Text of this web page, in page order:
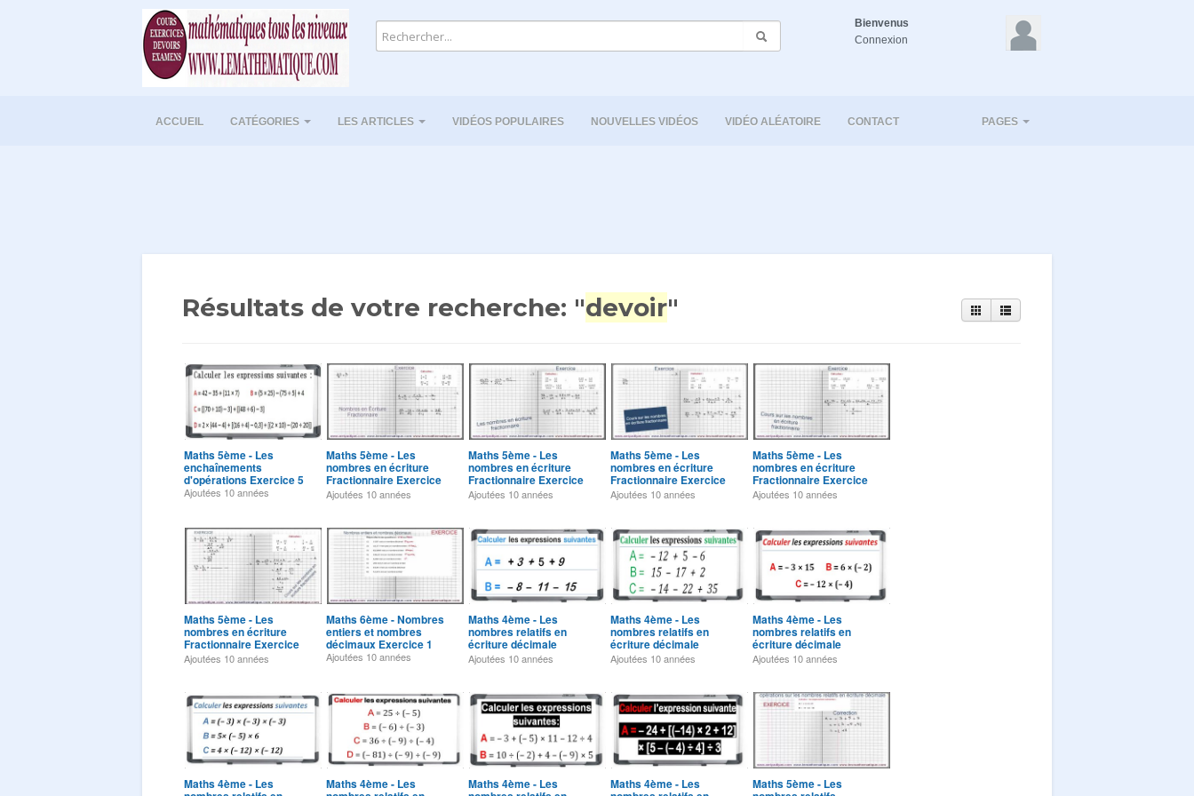
Bienvenus
Connexion
ACCUEIL CATÉGORIES LES ARTICLES VIDÉOS POPULAIRES NOUVELLES VIDÉOS VIDÉO ALÉATOIRE CONTACT PAGES
Résultats de votre recherche: "devoir"
Maths 5ème - Les
enchaînements
d'opérations Exercice 5
Ajoutées 10 années
Maths 5ème - Les
nombres en écriture
Fractionnaire Exercice
5
Ajoutées 10 années
Maths 5ème - Les
nombres en écriture
Fractionnaire Exercice
4
Ajoutées 10 années
Maths 5ème - Les
nombres en écriture
Fractionnaire Exercice
3
Ajoutées 10 années
Maths 5ème - Les
nombres en écriture
Fractionnaire Exercice
2
Ajoutées 10 années
Maths 5ème - Les
nombres en écriture
Fractionnaire Exercice
1
Ajoutées 10 années
Maths 6ème - Nombres
entiers et nombres
décimaux Exercice 1
Ajoutées 10 années
Maths 4ème - Les
nombres relatifs en
écriture décimale
Exercice 1
Ajoutées 10 années
Maths 4ème - Les
nombres relatifs en
écriture décimale
Exercice 2
Ajoutées 10 années
Maths 4ème - Les
nombres relatifs en
écriture décimale
Exercice 3
Ajoutées 10 années
Maths 4ème - Les Maths 4ème - Les Maths 4ème - Les Maths 4ème - Les Maths 5ème - Les